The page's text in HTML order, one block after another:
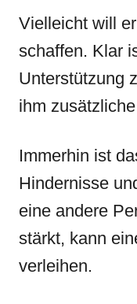
Vielleicht will
schaffen. Klar
Unterstützung
ihm
Immerhin ist
Hindernisse
eine andere
stärkt, kann
verleihen.